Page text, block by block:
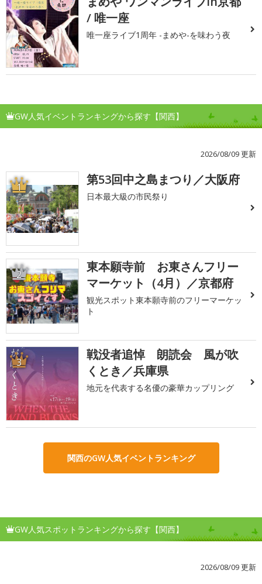
/ 唯一座
唯一座ライブ1周年 -まめや-を味わう夜
GW人気イベントランキングから探す【関西】
2026/08/09 更新
1 第53回中之島まつり／大阪府
日本最大級の市民祭り
2
東本願寺前 お東さんフリー
マーケット（4月）／京都府
観光スポット東本願寺前のフリーマーケッ
ト
3
戦没者追悼 朗読会 風が吹
くとき／兵庫県
地元を代表する名優の豪華カップリング
関西のGW人気イベントランキング
GW人気スポットランキングから探す【関西】
2026/08/09 更新